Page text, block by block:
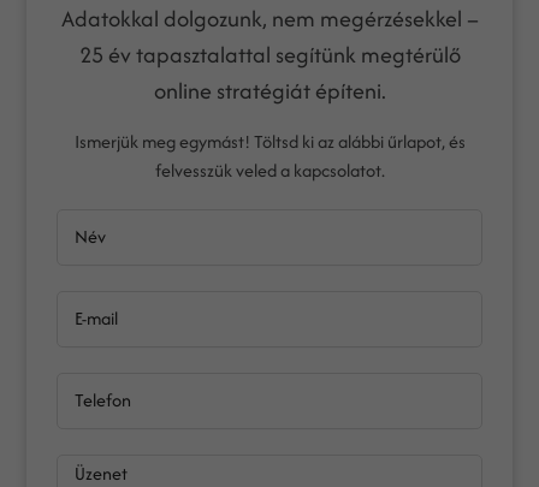
Adatokkal dolgozunk, nem megérzésekkel –
25 év tapasztalattal segítünk megtérülő
online stratégiát építeni.
Ismerjük meg egymást! Töltsd ki az alábbi űrlapot, és
felvesszük veled a kapcsolatot.
Név
E-mail
Telefon
Üzenet